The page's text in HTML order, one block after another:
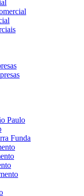
Paulo
Funda